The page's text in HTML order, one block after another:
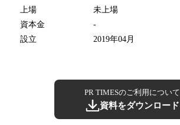
上場
未上場
資本金
-
設立
2019年04月
PR TIMESのご利用について
資料をダウンロード